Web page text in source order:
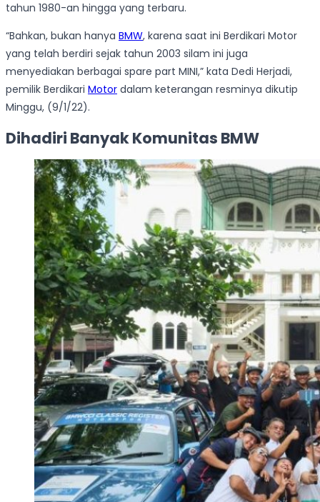
tahun 1980-an hingga yang terbaru.
“Bahkan, bukan hanya BMW, karena saat ini Berdikari Motor
yang telah berdiri sejak tahun 2003 silam ini juga
menyediakan berbagai spare part MINI,” kata Dedi Herjadi,
pemilik Berdikari Motor dalam keterangan resminya dikutip
Minggu, (9/1/22).
Dihadiri Banyak Komunitas BMW